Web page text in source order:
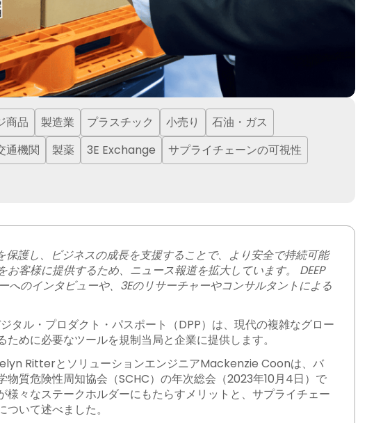
商品 製造業 プラスチック 小売り
石油・ガス
通機関 製薬 3E Exchange
サプライチェーンの可視性
護し、ビジネスの成長を支援することで、より安全で持続可能
客様に提供するため、ニュース報道を拡大しています。 DEEP
へのインタビューや、3Eのリサーチャーやコンサルタントによる
タル・プロダクト・パスポート（DPP）は、現代の複雑なグロー
めに必要なツールを規制当局と企業に提供します。
RitterとソリューションエンジニアMackenzie Coonは、バ
物質危険性周知協会（SCHC）の年次総会（2023年10月4日）で
様々なステークホルダーにもたらすメリットと、サプライチェー
いて述べました。